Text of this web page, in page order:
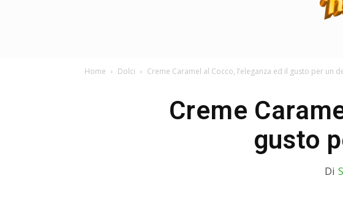
Home Dolci Creme Caramel al Cocco, l’eleganza ed il gusto per un
Creme
gusto
Di